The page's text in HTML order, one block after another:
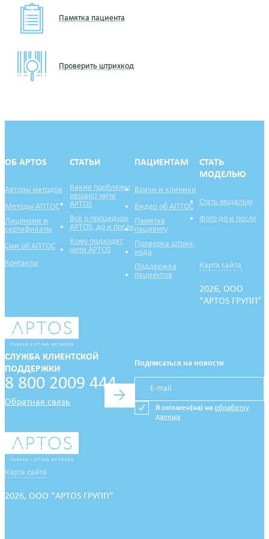
Памятка пациента
Проверить штрихкод
ОБ APTOS
Авторы методов
Методы АПТОС
Лицензии и
сертификаты
Сми об АПТОС
Контакты
СТАТЬИ
Какие проблемы
решают нити
APTOS
Все о процедуре
APTOS, до и после
Кому подходят
нити APTOS
ПАЦИЕНТАМ
Врачи и клиники
Видео об АПТОС
Памятка
пациенту
Проверка штрих-
кода
Поддержка
пациентов
СТАТЬ
МОДЕЛЬЮ
Стать моделью
Фото до и после
Карта сайта
2026, ООО
“APTOS ГРУПП”
СЛУЖБА КЛИЕНТСКОЙ
ПОДДЕРЖКИ
8 800 2009 444
Обратная связь
Подписаться на новости
→
Я согласен(на) на обработку
данных
Карта сайта
2026, ООО “APTOS ГРУПП”